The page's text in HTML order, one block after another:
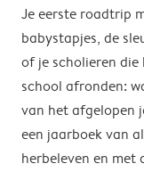
Je eerste roadtrip
babystapjes, de
of je scholieren
school afronden:
van het afgelopen
een jaarboek van
herbeleven en met